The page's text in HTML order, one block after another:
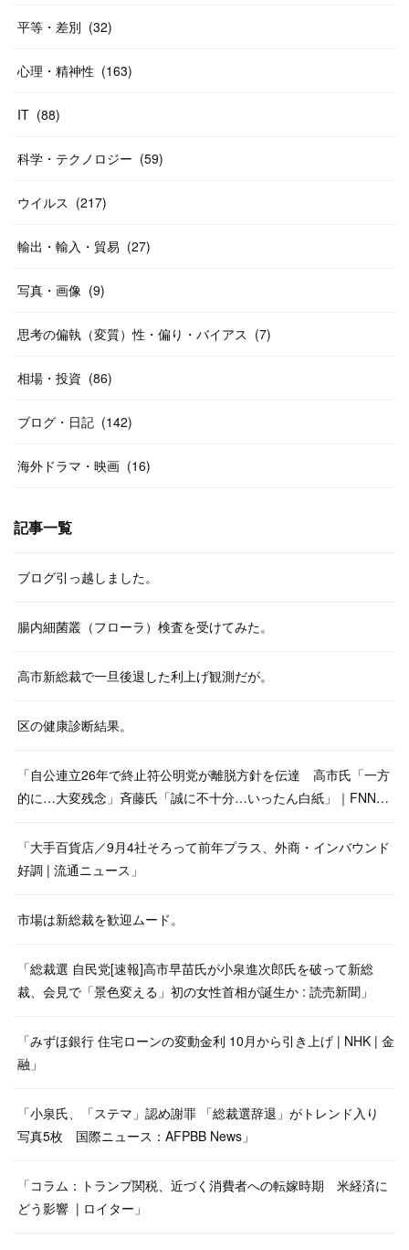
平等・差別 (32)
心理・精神性 (163)
IT (88)
科学・テクノロジー (59)
ウイルス (217)
輸出・輸入・貿易 (27)
写真・画像 (9)
思考の偏執（変質）性・偏り・バイアス (7)
相場・投資 (86)
ブログ・日記 (142)
海外ドラマ・映画 (16)
記事一覧
ブログ引っ越しました。
腸内細菌叢（フローラ）検査を受けてみた。
高市新総裁で一旦後退した利上げ観測だが。
区の健康診断結果。
「自公連立26年で終止符公明党が離脱方針を伝達 高市氏「一方
的に…大変残念」斉藤氏「誠に不十分…いったん白紙」｜FNN…
「大手百貨店／9月4社そろって前年プラス、外商・インバウンド
好調 | 流通ニュース」
市場は新総裁を歓迎ムード。
「総裁選 自民党[速報]高市早苗氏が小泉進次郎氏を破って新総
裁、会見で「景色変える」初の女性首相が誕生か : 読売新聞」
「みずほ銀行 住宅ローンの変動金利 10月から引き上げ | NHK | 金
融」
「小泉氏、「ステマ」認め謝罪 「総裁選辞退」がトレンド入り
写真5枚 国際ニュース：AFPBB News」
「コラム：トランプ関税、近づく消費者への転嫁時期 米経済に
どう影響 | ロイター」